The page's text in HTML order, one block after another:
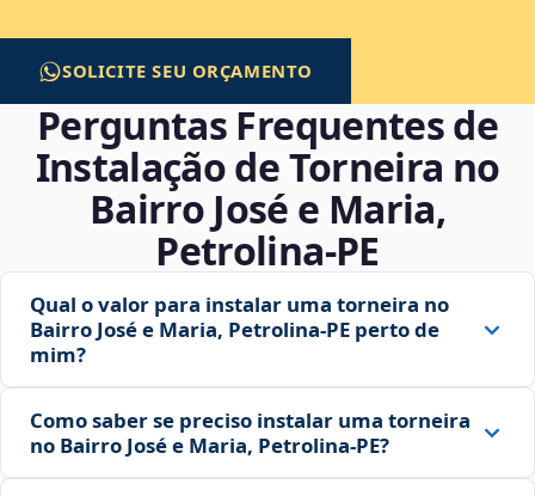
SOLICITE SEU ORÇAMENTO
Perguntas Frequentes de
Instalação de Torneira no
Bairro José e Maria,
Petrolina‑PE
Qual o valor para instalar uma torneira no
Bairro José e Maria, Petrolina‑PE perto de
mim?
Como saber se preciso instalar uma torneira
no Bairro José e Maria, Petrolina‑PE?